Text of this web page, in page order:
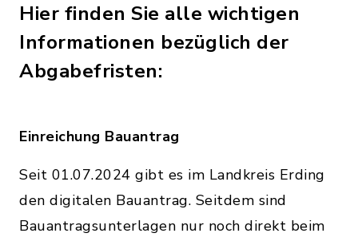
Hier finden Sie alle wichtigen
Informationen bezüglich der
Abgabefristen:
Einreichung Bauantrag
Seit 01.07.2024 gibt es im Landkreis Erding
den digitalen Bauantrag. Seitdem sind
Bauantragsunterlagen nur noch direkt beim